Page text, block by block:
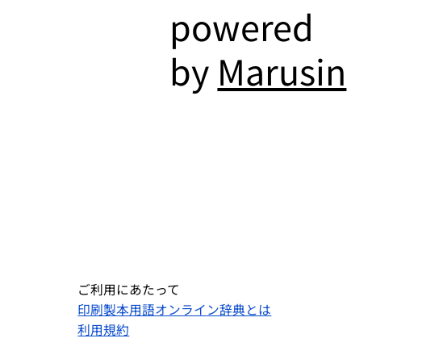
powered
by Marusin
ご利用にあたって
印刷製本用語オンライン辞典とは
利用規約​